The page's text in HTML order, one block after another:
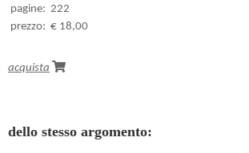
pagine: 222
prezzo: € 18,00
acquista
dello stesso argomento: